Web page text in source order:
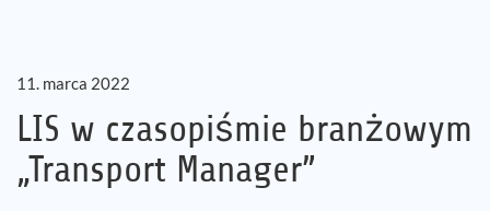
Produkty
11. marca 2022
LIS w czasopiśmie branżowym
„Transport Manager”